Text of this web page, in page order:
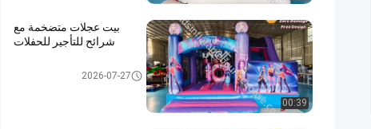
00:39
بيت عجلات متضخمة مع
شرائح للتأجير للحفلات
2026-07-27